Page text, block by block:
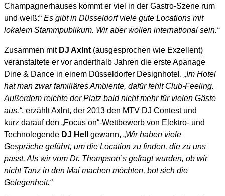
Champagnerhauses kommt er viel in der Gastro-Szene rum
und weiß:“ Es gibt in Düsseldorf viele gute Locations mit
lokalem Stammpublikum. Wir aber wollen international sein.“
Zusammen mit DJ Axlnt (ausgesprochen wie Exzellent)
veranstaltete er vor anderthalb Jahren die erste Apanage
Dine & Dance in einem Düsseldorfer Designhotel. „Im Hotel
hat man zwar familiäres Ambiente, dafür fehlt Club-Feeling.
Außerdem reichte der Platz bald nicht mehr für vielen Gäste
aus.“, erzählt Axlnt, der 2013 den MTV DJ Contest und
kurz darauf den „Focus on“-Wettbewerb von Elektro- und
Technolegende DJ Hell gewann, „Wir haben viele
Gespräche geführt, um die Location zu finden, die zu uns
passt. Als wir vom Dr. Thompson´s gefragt wurden, ob wir
nicht Tanz in den Mai machen möchten, bot sich die
Gelegenheit.“